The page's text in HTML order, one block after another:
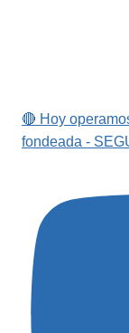
🔴 Hoy
fondeada -